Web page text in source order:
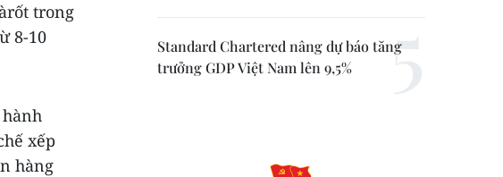
trong
8-10
xếp
hàng
Standard Chartered nâng dự báo tăng
trưởng GDP Việt Nam lên 9,5%